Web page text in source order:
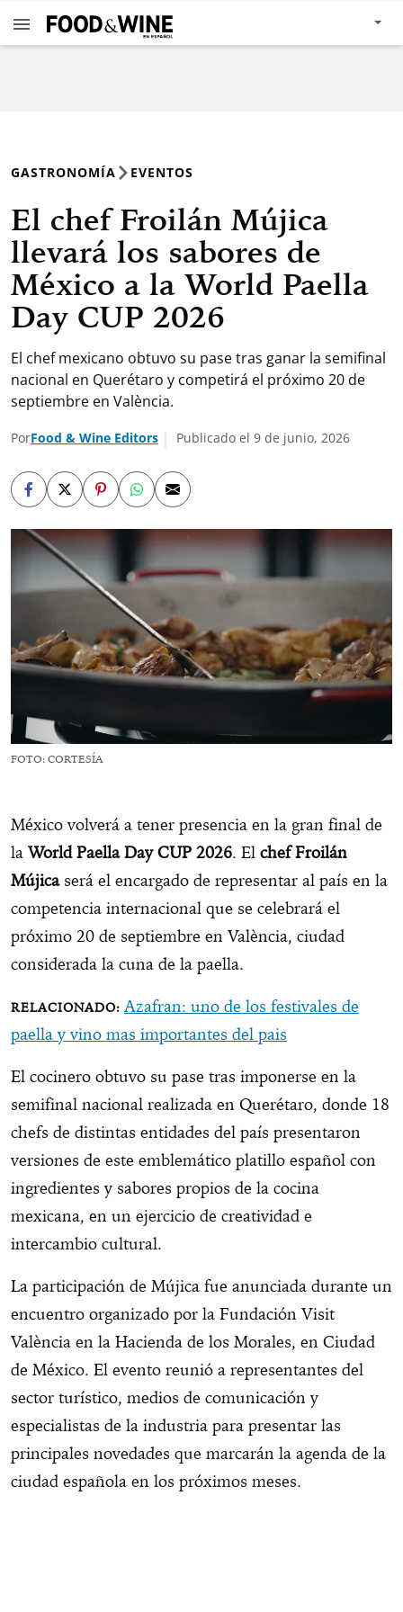
GASTRONOMÍA EVENTOS
El chef Froilán Mújica
llevará los sabores de
México a la World Paella
Day CUP 2026
El chef mexicano obtuvo su pase tras ganar la semifinal
nacional en Querétaro y competirá el próximo 20 de
septiembre en València.
PorFood & Wine Editors Publicado el 9 de junio, 2026
FOTO: CORTESÍA
México volverá a tener presencia en la gran final de
la World Paella Day CUP 2026. El chef Froilán
Mújicaserá el encargado de representar al país en la
competencia internacional que se celebrará el
próximo 20 de septiembre en València, ciudad
considerada la cuna de la paella.
Azafran: uno de los festivales de
paella y vino mas importantes del pais
El cocinero obtuvo su pase tras imponerse en la
semifinal nacional realizada en Querétaro, donde 18
chefs de distintas entidades del país presentaron
versiones de este emblemático platillo español con
ingredientes y sabores propios de la cocina
mexicana, en un ejercicio de creatividad e
intercambio cultural.
La participación de Mújica fue anunciada durante un
encuentro organizado por la Fundación Visit
València en la Hacienda de los Morales, en Ciudad
de México. El evento reunió a representantes del
sector turístico, medios de comunicación y
especialistas de la industria para presentar las
principales novedades que marcarán la agenda de la
ciudad española en los próximos meses.